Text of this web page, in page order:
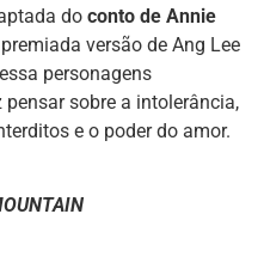
do conto de Annie
versão de Ang Lee
personagens
sobre a intolerância,
e o poder do amor.